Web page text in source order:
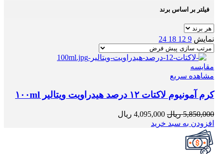
فیلتر بر اساس برند
نمایش 9
12
18
24
مقایسه
مشاهده سریع
کرم آمونیوم لاکتات ۱۲ درصد هیدراویت ویتالیر ۱۰۰ml
5,850,000 ریال 4,095,000 ریال
افزودن به سبد خرید